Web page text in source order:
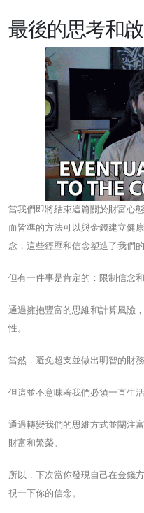
最後的思考和
當我們即將結束這篇關於財富心
而皆準的方法可以與金錢建立健
念，這些經歷和信念塑造了我們的
但有一件事是肯定的：限制信念
通過擁抱豐富的思維和計算風險
性。
當然，避免超支並做出明智的財
但這並不意味著我們必須一直生
通過轉變我們的思維方式並關注
財富和繁榮。
所以，下次當你發現自己在金錢
視一下你的信念。